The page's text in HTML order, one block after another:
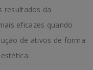
resultados da
eficazes quando
de ativos de forma